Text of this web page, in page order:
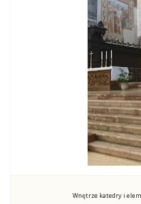
Wnętrze katedry i